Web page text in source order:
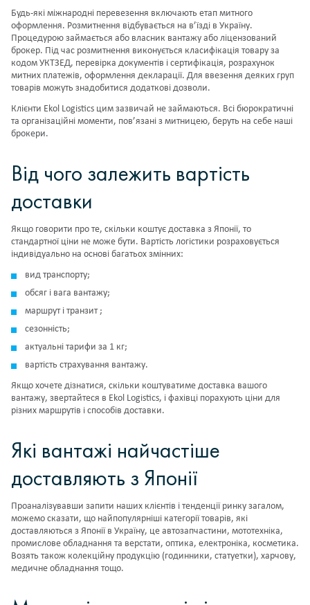
Будь-які міжнародні перевезення включають етап митного
оформлення. Розмитнення відбувається на в’їзді в Україну.
Процедурою займається або власник вантажу або ліцензований
брокер. Під час розмитнення виконується класифікація товару за
кодом УКТЗЕД, перевірка документів і сертифікація, розрахунок
митних платежів, оформлення декларації. Для ввезення деяких груп
товарів можуть знадобитися додаткові дозволи.
Клієнти Ekol Logistics цим зазвичай не займаються. Всі бюрократичні
та організаційні моменти, пов’язані з митницею, беруть на себе наші
брокери.
Від чого залежить вартість
доставки
Якщо говорити про те, скільки коштує доставка з Японії, то
стандартної ціни не може бути. Вартість логістики розраховується
індивідуально на основі багатьох змінних:
вид транспорту;
обсяг і вага вантажу;
маршрут і транзит ;
сезонність;
актуальні тарифи за 1 кг;
вартість страхування вантажу.
Якщо хочете дізнатися, скільки коштуватиме доставка вашого
вантажу, звертайтеся в Ekol Logistics, і фахівці порахують ціни для
різних маршрутів і способів доставки.
Які вантажі найчастіше
доставляють з Японії
Проаналізувавши запити наших клієнтів і тенденції ринку загалом,
можемо сказати, що найпопулярніші категорії товарів, які
доставляються з Японії в Україну, це автозапчастини, мототехніка,
промислове обладнання та верстати, оптика, електроніка, косметика.
Возять також колекційну продукцію (годинники, статуетки), харчову,
медичне обладнання тощо.